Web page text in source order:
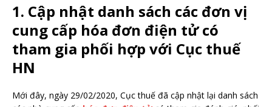
1. Cập nhật danh sách các đơn vị
cung cấp hóa đơn điện tử có
tham gia phối hợp với Cục thuế
HN
Mới đây, ngày 29/02/2020, Cục thuế đã cập nhật lại danh sách